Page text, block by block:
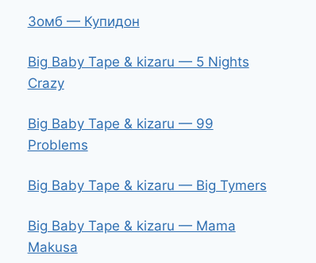
Зомб — Купидон
Big Baby Tape & kizaru — 5 Nights
Crazy
Big Baby Tape & kizaru — 99
Problems
Big Baby Tape & kizaru — Big Tymers
Big Baby Tape & kizaru — Mama
Makusa